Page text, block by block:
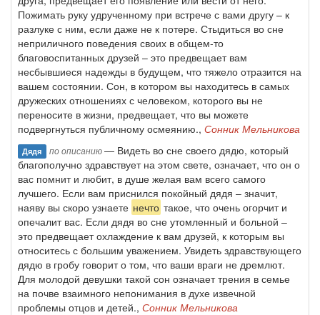
Пожимать руку удрученному при встрече с вами другу – к
разлуке с ним, если даже не к потере. Стыдиться во сне
неприличного поведения своих в общем-то
благовоспитанных друзей – это предвещает вам
несбывшиеся надежды в будущем, что тяжело отразится на
вашем состоянии. Сон, в котором вы находитесь в самых
дружеских отношениях с человеком, которого вы не
переносите в жизни, предвещает, что вы можете
подвергнуться публичному осмеянию., Сонник Мельникова
Дядя по описанию— Видеть во сне своего дядю, который
благополучно здравствует на этом свете, означает, что он о
вас помнит и любит, в душе желая вам всего самого
лучшего. Если вам приснился покойный дядя – значит,
наяву вы скоро узнаете нечто такое, что очень огорчит и
опечалит вас. Если дядя во сне утомленный и больной –
это предвещает охлаждение к вам друзей, к которым вы
относитесь с большим уважением. Увидеть здравствующего
дядю в гробу говорит о том, что ваши враги не дремлют.
Для молодой девушки такой сон означает трения в семье
на почве взаимного непонимания в духе извечной
проблемы отцов и детей., Сонник Мельникова